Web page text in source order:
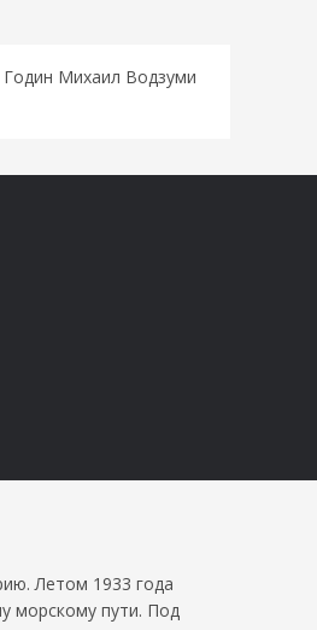
Михаил Водзуми
Летом 1933 года
морскому пути. Под